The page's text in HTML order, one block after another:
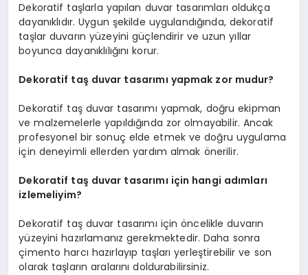
Dekoratif taşlarla yapılan duvar tasarımları oldukça
dayanıklıdır. Uygun şekilde uygulandığında, dekoratif
taşlar duvarın yüzeyini güçlendirir ve uzun yıllar
boyunca dayanıklılığını korur.
Dekoratif taş duvar tasarımı yapmak zor mudur?
Dekoratif taş duvar tasarımı yapmak, doğru ekipman
ve malzemelerle yapıldığında zor olmayabilir. Ancak
profesyonel bir sonuç elde etmek ve doğru uygulama
için deneyimli ellerden yardım almak önerilir.
Dekoratif taş duvar tasarımı için hangi adımları
izlemeliyim?
Dekoratif taş duvar tasarımı için öncelikle duvarın
yüzeyini hazırlamanız gerekmektedir. Daha sonra
çimento harcı hazırlayıp taşları yerleştirebilir ve son
olarak taşların aralarını doldurabilirsiniz.